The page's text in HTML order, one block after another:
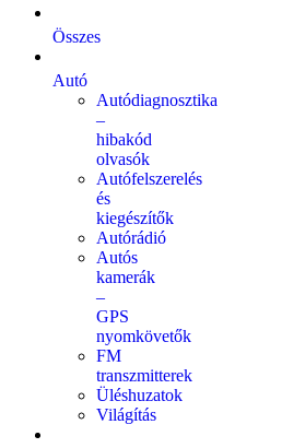
Összes
Autó
Autódiagnosztika
–
hibakód
olvasók
Autófelszerelés
és
kiegészítők
Autórádió
Autós
kamerák
–
GPS
nyomkövetők
FM
transzmitterek
Üléshuzatok
Világítás